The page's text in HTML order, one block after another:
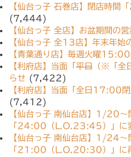
【仙台っ子 石巻店】閉店時間
(7,444)
【仙台っ子 全店】お盆期間の
【仙台っ子 全13店】年末年始
【青葉通り店】毎週火曜
【利府店】当面「 平日 （※「全
らせ (7,422)
【利府店】当面「全日17:00
(7,412)
【仙台っ子 南仙台店】1/20〜
「24:00（L.O.23:45）」に
【仙台っ子 南仙台店】1/24〜
「21:00（L.O.20:30）」に